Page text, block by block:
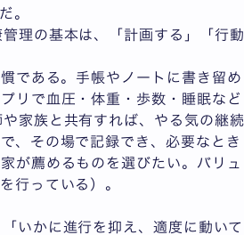
。
理の基本は、「計画する」「行動
である。手帳やノートに書き留め
リで血圧・体重・歩数・睡眠など
家族と共有すれば、やる気の継続
、その場で記録でき、必要なとき
が薦めるものを選びたい。バリュ
行っている）。
いかに進行を抑え、適度に動いて